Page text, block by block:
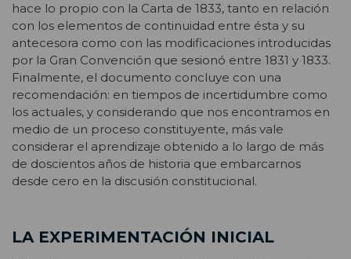
hace lo propio con la Carta de 1833, tanto en relación
con los elementos de continuidad entre ésta y su
antecesora como con las modificaciones introducidas
por la Gran Convención que sesionó entre 1831 y 1833.
Finalmente, el documento concluye con una
recomendación: en tiempos de incertidumbre como
los actuales, y considerando que nos encontramos en
medio de un proceso constituyente, más vale
considerar el aprendizaje obtenido a lo largo de más
de doscientos años de historia que embarcarnos
desde cero en la discusión constitucional.
LA EXPERIMENTACIÓN INICIAL